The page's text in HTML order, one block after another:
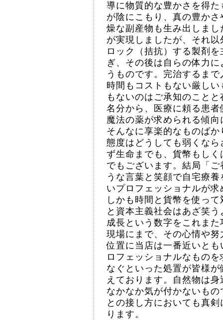
導に物質的な豊かさを得
が陰にこもり、真の豊か
燥な副産物も生み出しま
が実現しましたが、それ
ロック（拮抗）する製剤
ぎ、その後は自らの体力
うものです。完治するま
時間もコストもない厳し
もないのはご承知のこと
名分から、医療に頼る患
魔法の薬が求められる傾
そんなに享楽的なものば
態度はどうしても弱くな
ず生命までも、貨幣もし
でもございます。結局「
うな言葉と笑顔で自宅療
いプロフェッショナルが
しかも時間と貨幣を使っ
と資本主義社会はあざ笑
成長という数字をこれま
現場にまで、その心情や
位置に当店は一番近いと
ロフェッショナルなもの
なぐといった処置が皆様
えております。自然物は
なかなか気が付かないも
との接し方においても真
ります。